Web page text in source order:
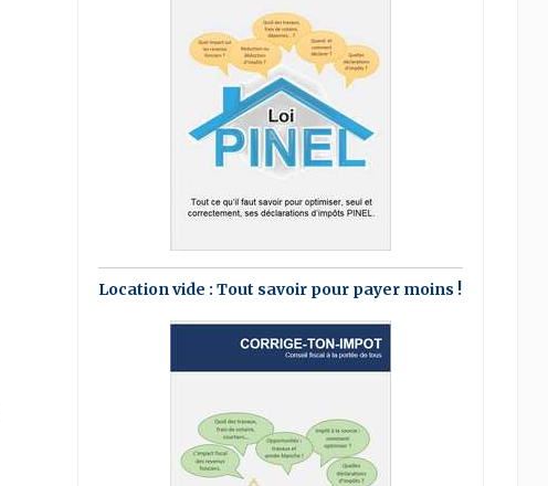
Location vide : Tout savoir pour payer moins !